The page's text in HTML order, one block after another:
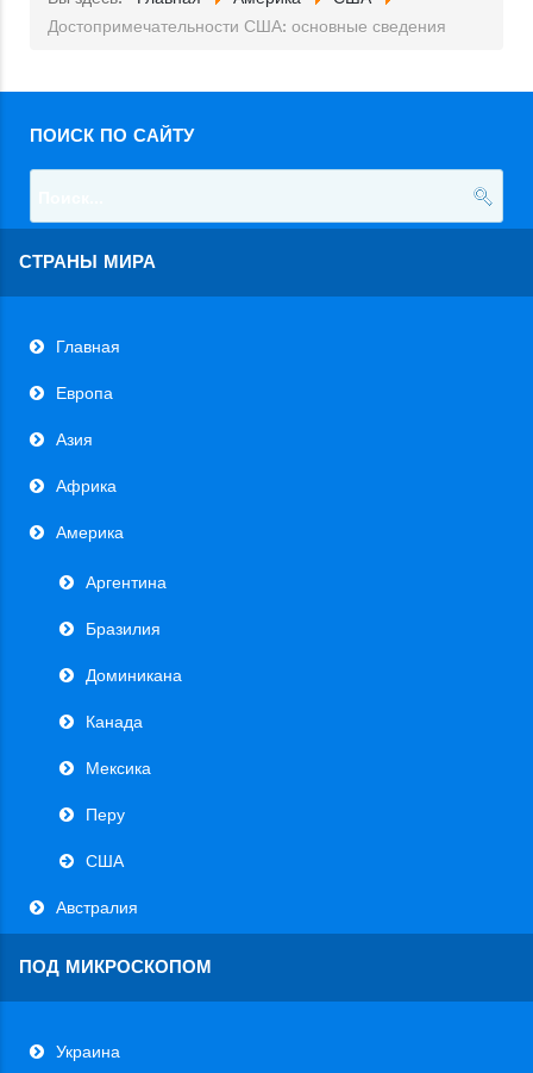
Достопримечательности США: основные сведения
ПОИСК ПО САЙТУ
СТРАНЫ МИРА
Главная
Европа
Азия
Африка
Америка
Аргентина
Бразилия
Доминикана
Канада
Мексика
Перу
США
Австралия
ПОД МИКРОСКОПОМ
Украина